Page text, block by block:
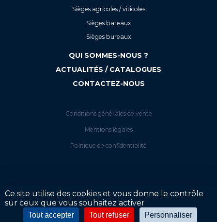
Votre tarif
Sièges agricoles / viticoles
Sièges bateaux
Sièges bureaux
QUI SOMMES-NOUS ?
ACTUALITÉS / CATALOGUES
CONTACTEZ-NOUS
Conditions générales de vente
Mentions légales
Politique de confidentialité
Ce site utilise des cookies et vous donne le contrôle
sur ceux que vous souhaitez activer
Tout accepter Tout refuser Personnaliser